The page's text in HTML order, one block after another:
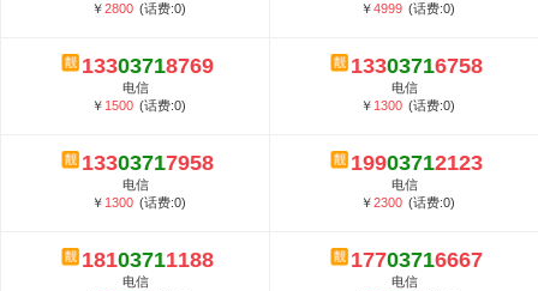
￥2800 (话费:0)
￥4999 (话费:0)
13303718769
电信
￥ 1500 (话费:0)
13303716758
电信
￥ 1300 (话费:0)
13303717958
电信
￥ 1300 (话费:0)
19903712123
电信
￥2300 (话费:0)
18103711188
电信
17703716667
电信